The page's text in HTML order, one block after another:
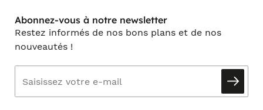
Abonnez-vous à notre newsletter
Restez informés de nos bons plans et de nos
nouveautés !